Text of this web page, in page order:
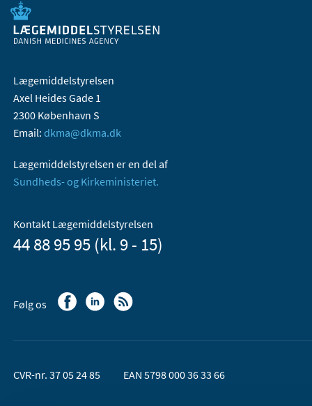
Lægemiddelstyrelsen
Axel Heides Gade 1
2300 København S
Email: dkma@dkma.dk
Lægemiddelstyrelsen er en del af
Sundheds- og Kirkeministeriet.
Kontakt Lægemiddelstyrelsen
44 88 95 95 (kl. 9 - 15)
Følg os
CVR-nr. 37 05 24 85 EAN 5798 000 36 33 66